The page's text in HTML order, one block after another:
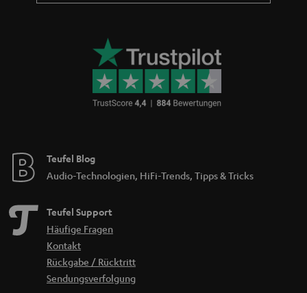
Teufel Blog
Audio-Technologien, HiFi-Trends, Tipps & Tricks
Teufel Support
Häufige Fragen
Kontakt
Rückgabe / Rücktritt
Sendungsverfolgung